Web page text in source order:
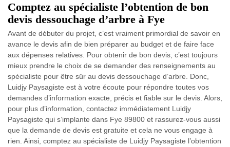
Comptez au spécialiste l’obtention de bon
devis dessouchage d’arbre à Fye
Avant de débuter du projet, c’est vraiment primordial de savoir en
avance le devis afin de bien préparer au budget et de faire face
aux dépenses relatives. Pour obtenir de bon devis, c’est toujours
mieux prendre le choix de se demander des renseignements au
spécialiste pour être sûr au devis dessouchage d’arbre. Donc,
Luidjy Paysagiste est à votre écoute pour répondre toutes vos
demandes d’information exacte, précis et fiable sur le devis. Alors,
pour plus d’information, contactez immédiatement Luidjy
Paysagiste qui s’implante dans Fye 89800 et rassurez-vous aussi
que la demande de devis est gratuite et cela ne vous engage à
rien. Ainsi, comptez au spécialiste de Luidjy Paysagiste l’obtention